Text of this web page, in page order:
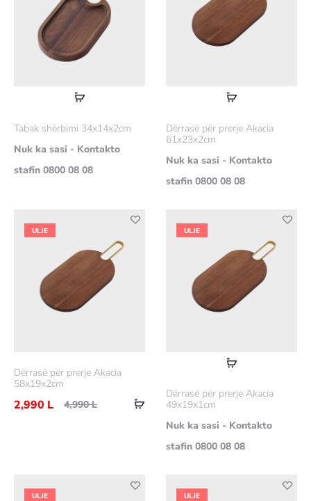
Lexoni
Tabak shërbimi 34x14x2cm
Nuk ka sasi - Kontakto
stafin 0800 08 08
Lexoni
shumë
Dërrasë për prerje Akacia
61x23x2cm
Nuk ka sasi - Kontakto
stafin 0800 08 08
ULJE
Shtoje
shportë
Dërrasë për prerje Akacia
58x19x2cm
4,990L
2,990 L
ULJE
Lexoni
shumë
Dërrasë për prerje Akacia
49x19x1cm
Nuk ka sasi - Kontakto
stafin 0800 08 08
ULJE ULJE